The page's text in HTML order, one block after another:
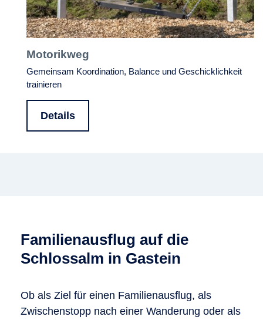
Motorikweg
Gemeinsam Koordination, Balance und Geschicklichkeit
trainieren
Details
Familienausflug auf die
Schlossalm in Gastein
Ob als Ziel für einen Familienausflug, als
Zwischenstopp nach einer Wanderung oder als